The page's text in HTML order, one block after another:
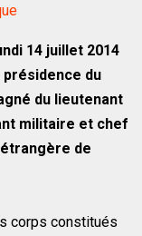
14 juillet 2014
présidence du
du lieutenant
militaire et chef
de
corps constitués